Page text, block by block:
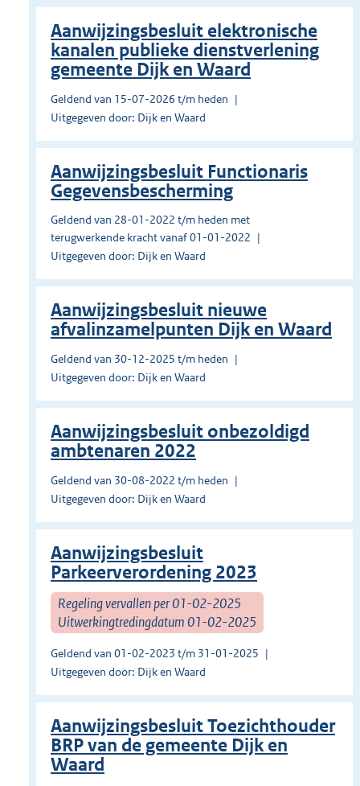
Aanwijzingsbesluit elektronische
kanalen publieke dienstverlening
gemeente Dijk en Waard
Geldend van 15-07-2026 t/m heden
Uitgegeven door: Dijk en Waard
Aanwijzingsbesluit Functionaris
Gegevensbescherming
Geldend van 28-01-2022 t/m heden met
terugwerkende kracht vanaf 01-01-2022
Uitgegeven door: Dijk en Waard
Aanwijzingsbesluit nieuwe
afvalinzamelpunten Dijk en Waard
Geldend van 30-12-2025 t/m heden
Uitgegeven door: Dijk en Waard
Aanwijzingsbesluit onbezoldigd
ambtenaren 2022
Geldend van 30-08-2022 t/m heden
Uitgegeven door: Dijk en Waard
Aanwijzingsbesluit
Parkeerverordening 2023
Regeling vervallen per 01-02-2025
Uitwerkingtredingdatum 01-02-2025
Geldend van 01-02-2023 t/m 31-01-2025
Uitgegeven door: Dijk en Waard
Aanwijzingsbesluit Toezichthouder
BRP van de gemeente Dijk en
Waard